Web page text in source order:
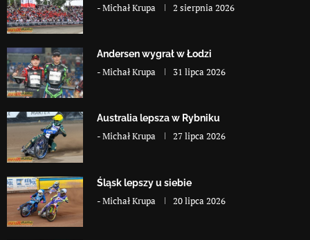
-Michał Krupa 2 sierpnia 2026
Andersen wygrał w Łodzi
-Michał Krupa 31 lipca 2026
Australia lepsza w Rybniku
-Michał Krupa 27 lipca 2026
Śląsk lepszy u siebie
-Michał Krupa 20 lipca 2026